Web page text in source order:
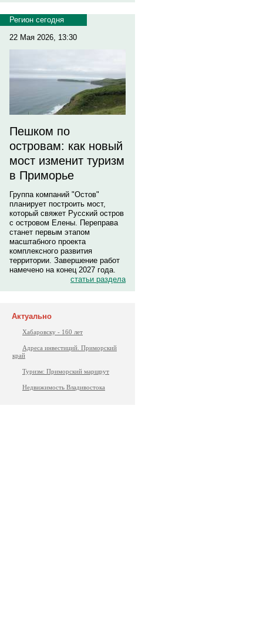
Регион сегодня
22 Мая 2026, 13:30
Пешком по
островам: как новый
мост изменит туризм
в Приморье
Группа компаний "Остов"
планирует построить мост,
который свяжет Русский остров
с островом Елены. Переправа
станет первым этапом
масштабного проекта
комплексного развития
территории. Завершение работ
намечено на конец 2027 года.
статьи раздела
Актуально
Хабаровску - 160 лет
Адреса инвестиций. Приморский
край
Туризм: Приморский маршрут
Недвижимость Владивостока